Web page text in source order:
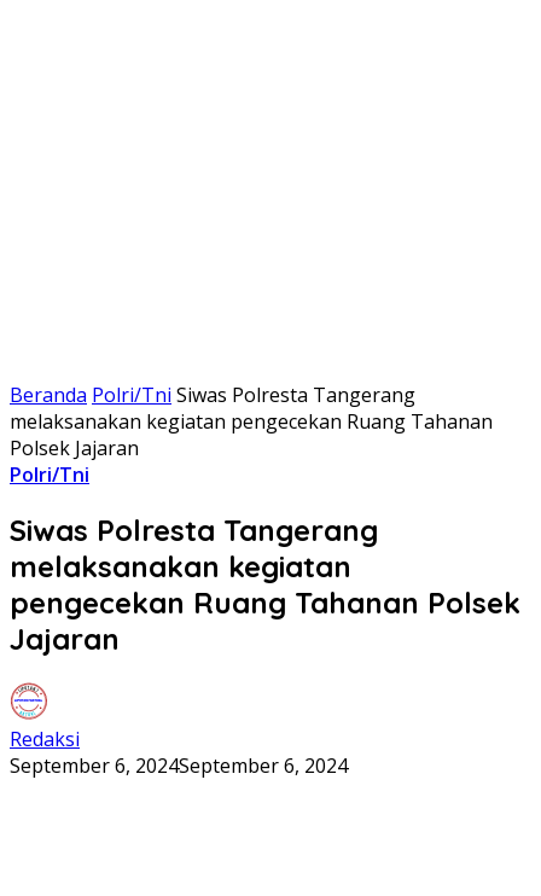
Beranda Polri/Tni Siwas Polresta Tangerang
melaksanakan kegiatan pengecekan Ruang Tahanan
Polsek Jajaran
Polri/Tni
Siwas Polresta Tangerang
melaksanakan kegiatan
pengecekan Ruang Tahanan Polsek
Jajaran
Redaksi
September 6, 2024September 6, 2024